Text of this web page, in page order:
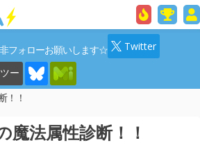
フォローお願いします☆
Twitter
ー
！！
魔法属性診断！！